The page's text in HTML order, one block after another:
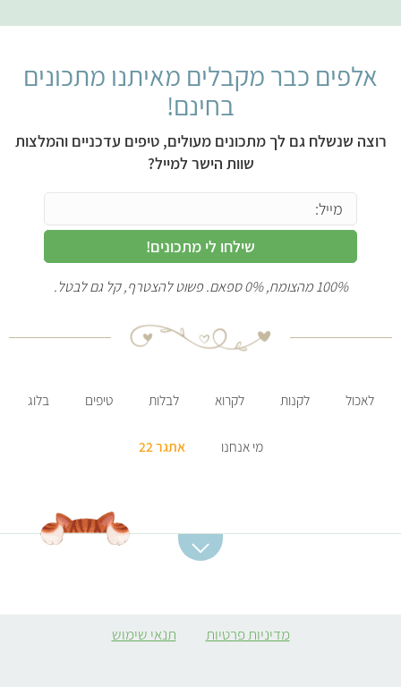
אלפים כבר מקבלים מאיתנו מתכונים
בחינם!
רוצה שנשלח גם לך מתכונים מעולים, טיפים עדכניים והמלצות
שוות הישר למייל?
שילחו לי מתכונים!
100% מהצומח, 0% ספאם. פשוט להצטרף, קל גם לבטל.
לאכול לקנות לקרוא לבלות טיפים בלוג
מי אנחנו אתגר 22
קובה סלק
מדיניות פרטיות תנאי שימוש